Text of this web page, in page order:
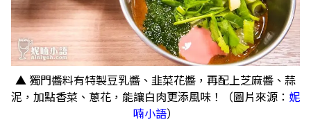
▲ 獨門醬料有特製豆乳醬、韭菜花醬，再配上芝麻醬、蒜
泥，加點香菜、蔥花，能讓白肉更添風味！（圖片來源： 妮
喃小語）